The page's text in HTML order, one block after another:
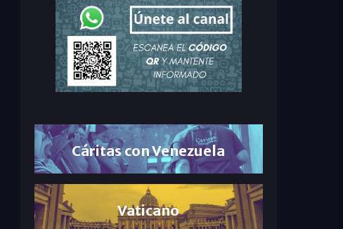
Cáritas con Venezuela
Vaticano